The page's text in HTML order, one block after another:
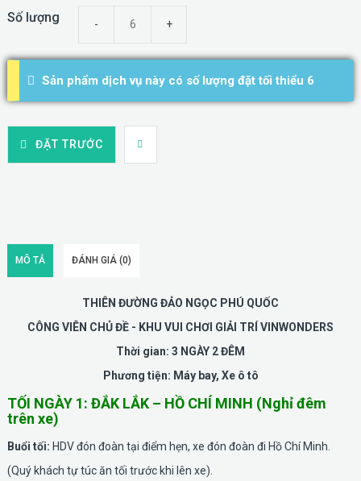
Số lượng
Sản phẩm dịch vụ này có số lượng đặt tối thiểu 6
ĐẶT TRƯỚC
MÔ TẢ ĐÁNH GIÁ (0)
THIÊN ĐƯỜNG ĐẢO NGỌC PHÚ QUỐC
CÔNG VIÊN CHỦ ĐỀ - KHU VUI CHƠI GIẢI TRÍ VINWONDERS
Thời gian: 3 NGÀY 2 ĐÊM
Phương tiện: Máy bay, Xe ô tô
TỐI NGÀY 1: ĐẮK LẮK – HỒ CHÍ MINH (Nghỉ đêm
trên xe)
Buổi tối: HDV đón đoàn tại điểm hẹn, xe đón đoàn đi Hồ Chí Minh.
(Quý khách tự túc ăn tối trước khi lên xe).